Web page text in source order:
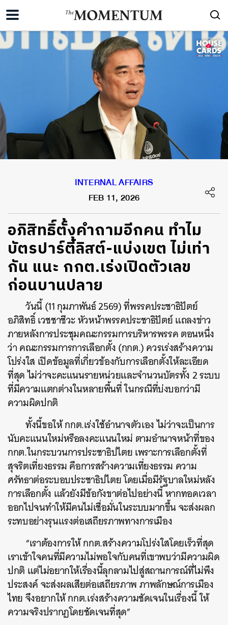
INTERNAL AFFAIRS
FEB 11, 2026
อภิสิทธิ์ตั้งคำถามอีกคน ทำไม
บัตรปาร์ตี้ลิสต์-แบ่งเขต ไม่เท่า
กัน แนะ กกต.เร่งเปิดตัวเลข
ก่อนบานปลาย
วันนี้ (11 กุมภาพันธ์ 2569) ที่พรรคประชาธิปัตย์
อภิสิทธิ์ เวชชาชีวะ หัวหน้าพรรคประชาธิปัตย์ แถลงข่าว
ภายหลังการประชุมคณะกรรมการบริหารพรรค ตอนหนึ่ง
ว่า คณะกรรมการการเลือกตั้ง (กกต.) ควรเร่งสร้างความ
โปร่งใส เปิดข้อมูลที่เกี่ยวข้องกับการเลือกตั้งให้ละเอียด
ที่สุด ไม่ว่าจะคะแนนรายหน่วยและจำนวนบัตรทั้ง 2 ระบบ
ที่มีความแตกต่างในหลายพื้นที่ ในกรณีที่บ่งบอกว่ามี
ความผิดปกติ
ทั้งนี้ขอให้ กกต.เร่งใช้อำนาจตัวเอง ไม่ว่าจะเป็นการ
นับคะแนนใหม่หรือลงคะแนนใหม่ ตามอำนาจหน้าที่ของ
กกต.ในกระบวนการประชาธิปไตย เพราะการเลือกตั้งที่
สุจริตเที่ยงธรรม คือการสร้างความเที่ยงธรรม ความ
ศรัทธาต่อระบอบประชาธิปไตย โดยเมื่อมีรัฐบาลใหม่หลัง
การเลือกตั้ง แล้วยังมีข้อกังขาต่อไปอย่างนี้ หากทอดเวลา
ออกไปจนทำให้มีคนไม่เชื่อมั่นในระบบมากขึ้น จะส่งผลก
ระทบอย่างรุนแรงต่อเสถียรภาพทางการเมือง
“เราต้องการให้ กกต.สร้างความโปร่งใสโดยเร็วที่สุด
เราเข้าใจคนที่มีความไม่พอใจกับคนที่เขาพบว่ามีความผิด
ปกติ แต่ไม่อยากให้เรื่องนี้ลุกลามไปสู่สถานการณ์ที่ไม่พึง
ประสงค์ จะส่งผลเสียต่อเสถียรภาพ ภาพลักษณ์การเมือง
ไทย จึงอยากให้ กกต.เร่งสร้างความชัดเจนในเรื่องนี้ ให้
ความจริงปรากฏโดยชัดเจนที่สุด”